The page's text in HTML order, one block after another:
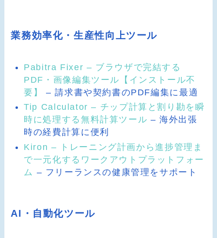
業務効率化・生産性向上ツール
Pabitra Fixer – ブラウザで完結する
PDF・画像編集ツール【インストール不
要】
– 請求書や契約書のPDF編集に最適
Tip Calculator – チップ計算と割り勘を瞬
時に処理する無料計算ツール – 海外出張
時の経費計算に便利
Kiron – トレーニング計画から進捗管理ま
で一元化するワークアウトプラットフォー
ム – フリーランスの健康管理をサポート
AI・自動化ツール